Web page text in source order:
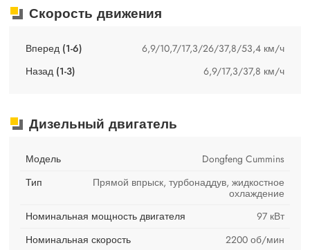
Скорость движения
Вперед (1-6)
6,9/10,7/17,3/26/37,8/53,4 км/ч
Назад (1-3)
6,9/17,3/37,8 км/ч
Дизельный двигатель
Модель
Dongfeng Cummins
Тип
Прямой впрыск, турбонаддув, жидкостное
охлаждение
Номинальная мощность двигателя
97 кВт
Номинальная скорость
2200 об/мин